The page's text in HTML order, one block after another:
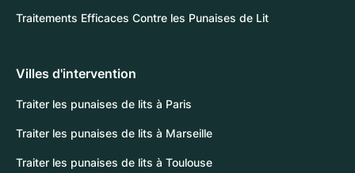
Traitements Efficaces Contre les Punaises de Lit
Villes d'intervention
Traiter les punaises de lits à Paris
Traiter les punaises de lits à Marseille
Traiter les punaises de lits à Toulouse